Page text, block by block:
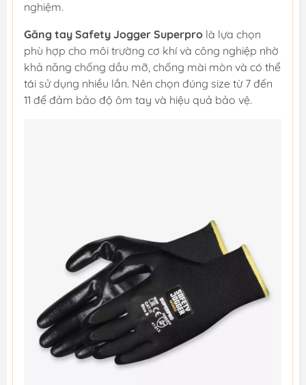
nghiệm.
Găng tay Safety Jogger Superpro là lựa chọn
phù hợp cho môi trường cơ khí và công nghiệp nhờ
khả năng chống dầu mỡ, chống mài mòn và có thể
tái sử dụng nhiều lần. Nên chọn đúng size từ 7 đến
11 để đảm bảo độ ôm tay và hiệu quả bảo vệ.